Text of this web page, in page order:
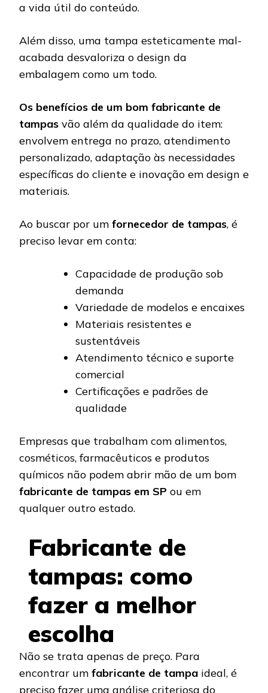
a vida útil do conteúdo.
Além disso, uma tampa esteticamente mal-
acabada desvaloriza o design da
embalagem como um todo.
Os benefícios de um bom fabricante de
tampas vão além da qualidade do item:
envolvem entrega no prazo, atendimento
personalizado, adaptação às necessidades
específicas do cliente e inovação em design e
materiais.
Ao buscar por um fornecedor de tampas, é
preciso levar em conta:
Capacidade de produção sob
demanda
Variedade de modelos e encaixes
Materiais resistentes e
sustentáveis
Atendimento técnico e suporte
comercial
Certificações e padrões de
qualidade
Empresas que trabalham com alimentos,
cosméticos, farmacêuticos e produtos
químicos não podem abrir mão de um bom
fabricante de tampas em SP ou em
qualquer outro estado.
Fabricante de
tampas: como
fazer a melhor
escolha
Não se trata apenas de preço. Para
encontrar um fabricante de tampa ideal, é
preciso fazer uma análise criteriosa do